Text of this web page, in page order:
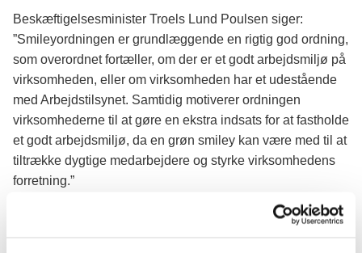
Beskæftigelsesminister Troels Lund Poulsen siger:
”Smileyordningen er grundlæggende en rigtig god ordning,
som overordnet fortæller, om der er et godt arbejdsmiljø på
virksomheden, eller om virksomheden har et udestående
med Arbejdstilsynet. Samtidig motiverer ordningen
virksomhederne til at gøre en ekstra indsats for at fastholde
et godt arbejdsmiljø, da en grøn smiley kan være med til at
tiltrække dygtige medarbejdere og styrke virksomhedens
forretning.”